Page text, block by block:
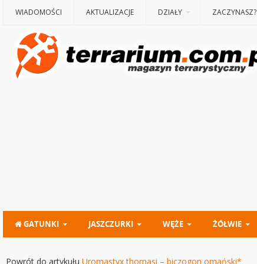
WIADOMOŚCI AKTUALIZACJE DZIAŁY ZACZYNASZ?
GATUNKI JASZCZURKI WĘŻE ŻÓŁWIE
Powrót do artykułu Uromastyx thomasi – biczogon omański*